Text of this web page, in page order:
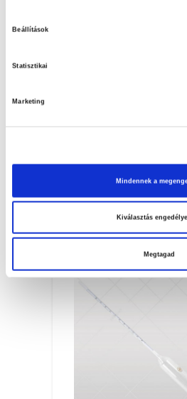
Beállítások
Statisztikai
Marketing
Mindennek a
Kiválasztás
Megtagad
218.92 EUR +
Auf Lager